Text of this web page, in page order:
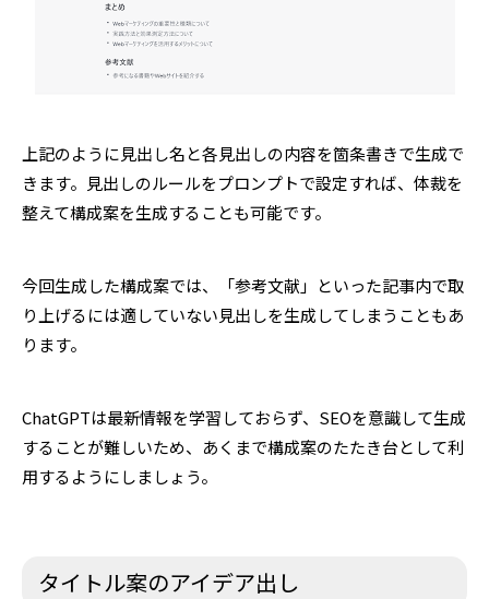
上記のように見出し名と各見出しの内容を箇条書きで生成で
きます。見出しのルールをプロンプトで設定すれば、体裁を
整えて構成案を生成することも可能です。
今回生成した構成案では、「参考文献」といった記事内で取
り上げるには適していない見出しを生成してしまうこともあ
ります。
ChatGPTは最新情報を学習しておらず、SEOを意識して生成
することが難しいため、あくまで構成案のたたき台として利
用するようにしましょう。
タイトル案のアイデア出し